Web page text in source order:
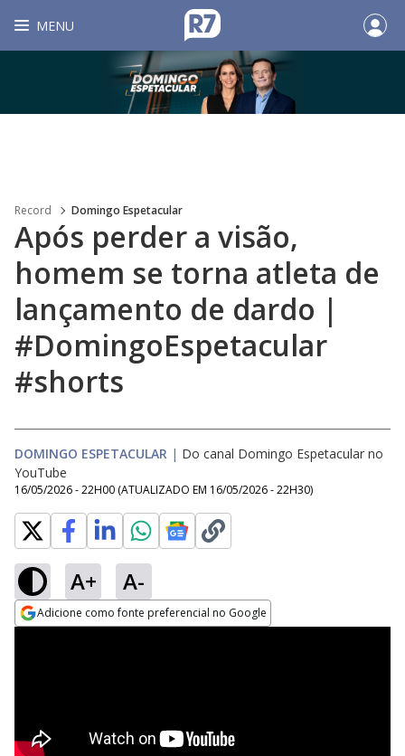
MENU
Record Domingo Espetacular
Após perder a visão,
homem se torna atleta de
lançamento de dardo |
#DomingoEspetacular
#shorts
DOMINGO ESPETACULAR | Do canal Domingo Espetacular no
YouTube
16/05/2026 - 22H00 (ATUALIZADO EM 16/05/2026 - 22H30)
A+ A-
Adicione como fonte preferencial no Google